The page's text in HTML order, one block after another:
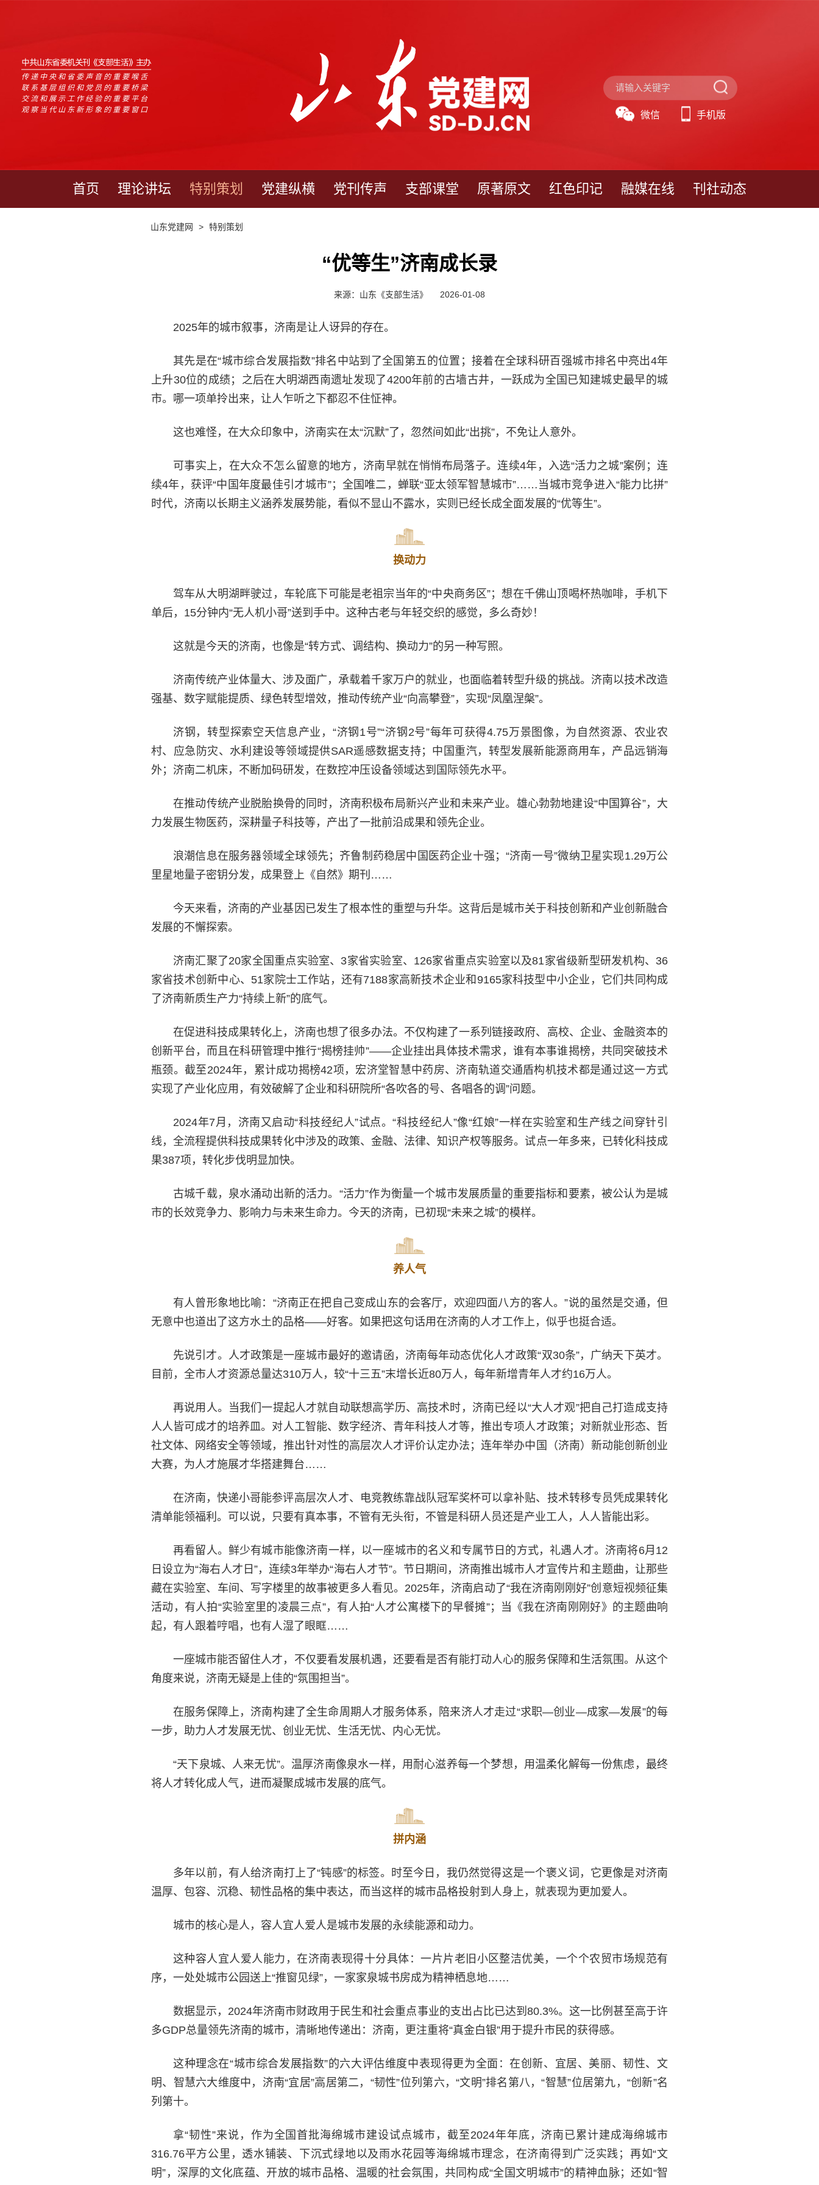
中共山东省委机关刊《支部生活》主办
传递中央和省委声音的重要喉舌
联系基层组织和党员的重要桥梁
交流和展示工作经验的重要平台
观察当代山东新形象的重要窗口
微信 手机版
首页 理论讲坛 特别策划 党建纵横 党刊传声 支部课堂 原著原文 红色印记 融媒在线 刊社动态
山东党建网 > 特别策划
“优等生”济南成长录
来源：山东《支部生活》 2026-01-08
2025年的城市叙事，济南是让人讶异的存在。
其先是在“城市综合发展指数”排名中站到了全国第五的位置；接着在全球科研百强城市排名中亮出4年
上升30位的成绩；之后在大明湖西南遗址发现了4200年前的古墙古井，一跃成为全国已知建城史最早的城
市。哪一项单拎出来，让人乍听之下都忍不住怔神。
这也难怪，在大众印象中，济南实在太“沉默”了，忽然间如此“出挑”，不免让人意外。
可事实上，在大众不怎么留意的地方，济南早就在悄悄布局落子。连续4年，入选“活力之城”案例；连
续4年，获评“中国年度最佳引才城市”；全国唯二，蝉联“亚太领军智慧城市”……当城市竞争进入“能力比拼”
时代，济南以长期主义涵养发展势能，看似不显山不露水，实则已经长成全面发展的“优等生”。
换动力
驾车从大明湖畔驶过，车轮底下可能是老祖宗当年的“中央商务区”；想在千佛山顶喝杯热咖啡，手机下
单后，15分钟内“无人机小哥”送到手中。这种古老与年轻交织的感觉，多么奇妙！
这就是今天的济南，也像是“转方式、调结构、换动力”的另一种写照。
济南传统产业体量大、涉及面广，承载着千家万户的就业，也面临着转型升级的挑战。济南以技术改造
强基、数字赋能提质、绿色转型增效，推动传统产业“向高攀登”，实现“凤凰涅槃”。
济钢，转型探索空天信息产业，“济钢1号”“济钢2号”每年可获得4.75万景图像，为自然资源、农业农
村、应急防灾、水利建设等领域提供SAR遥感数据支持；中国重汽，转型发展新能源商用车，产品远销海
外；济南二机床，不断加码研发，在数控冲压设备领域达到国际领先水平。
在推动传统产业脱胎换骨的同时，济南积极布局新兴产业和未来产业。雄心勃勃地建设“中国算谷”，大
力发展生物医药，深耕量子科技等，产出了一批前沿成果和领先企业。
浪潮信息在服务器领域全球领先；齐鲁制药稳居中国医药企业十强；“济南一号”微纳卫星实现1.29万公
里星地量子密钥分发，成果登上《自然》期刊……
今天来看，济南的产业基因已发生了根本性的重塑与升华。这背后是城市关于科技创新和产业创新融合
发展的不懈探索。
济南汇聚了20家全国重点实验室、3家省实验室、126家省重点实验室以及81家省级新型研发机构、36
家省技术创新中心、51家院士工作站，还有7188家高新技术企业和9165家科技型中小企业，它们共同构成
了济南新质生产力“持续上新”的底气。
在促进科技成果转化上，济南也想了很多办法。不仅构建了一系列链接政府、高校、企业、金融资本的
创新平台，而且在科研管理中推行“揭榜挂帅”——企业挂出具体技术需求，谁有本事谁揭榜，共同突破技术
瓶颈。截至2024年，累计成功揭榜42项，宏济堂智慧中药房、济南轨道交通盾构机技术都是通过这一方式
实现了产业化应用，有效破解了企业和科研院所“各吹各的号、各唱各的调”问题。
2024年7月，济南又启动“科技经纪人”试点。“科技经纪人”像“红娘”一样在实验室和生产线之间穿针引
线，全流程提供科技成果转化中涉及的政策、金融、法律、知识产权等服务。试点一年多来，已转化科技成
果387项，转化步伐明显加快。
古城千载，泉水涌动出新的活力。“活力”作为衡量一个城市发展质量的重要指标和要素，被公认为是城
市的长效竞争力、影响力与未来生命力。今天的济南，已初现“未来之城”的模样。
养人气
有人曾形象地比喻：“济南正在把自己变成山东的会客厅，欢迎四面八方的客人。”说的虽然是交通，但
无意中也道出了这方水土的品格——好客。如果把这句话用在济南的人才工作上，似乎也挺合适。
先说引才。人才政策是一座城市最好的邀请函，济南每年动态优化人才政策“双30条”，广纳天下英才。
目前，全市人才资源总量达310万人，较“十三五”末增长近80万人，每年新增青年人才约16万人。
再说用人。当我们一提起人才就自动联想高学历、高技术时，济南已经以“大人才观”把自己打造成支持
人人皆可成才的培养皿。对人工智能、数字经济、青年科技人才等，推出专项人才政策；对新就业形态、哲
社文体、网络安全等领域，推出针对性的高层次人才评价认定办法；连年举办中国（济南）新动能创新创业
大赛，为人才施展才华搭建舞台……
在济南，快递小哥能参评高层次人才、电竞教练靠战队冠军奖杯可以拿补贴、技术转移专员凭成果转化
清单能领福利。可以说，只要有真本事，不管有无头衔，不管是科研人员还是产业工人，人人皆能出彩。
再看留人。鲜少有城市能像济南一样，以一座城市的名义和专属节日的方式，礼遇人才。济南将6月12
日设立为“海右人才日”，连续3年举办“海右人才节”。节日期间，济南推出城市人才宣传片和主题曲，让那些
藏在实验室、车间、写字楼里的故事被更多人看见。2025年，济南启动了“我在济南刚刚好”创意短视频征集
活动，有人拍“实验室里的凌晨三点”，有人拍“人才公寓楼下的早餐摊”；当《我在济南刚刚好》的主题曲响
起，有人跟着哼唱，也有人湿了眼眶……
一座城市能否留住人才，不仅要看发展机遇，还要看是否有能打动人心的服务保障和生活氛围。从这个
角度来说，济南无疑是上佳的“氛围担当”。
在服务保障上，济南构建了全生命周期人才服务体系，陪来济人才走过“求职—创业—成家—发展”的每
一步，助力人才发展无忧、创业无忧、生活无忧、内心无忧。
“天下泉城、人来无忧”。温厚济南像泉水一样，用耐心滋养每一个梦想，用温柔化解每一份焦虑，最终
将人才转化成人气，进而凝聚成城市发展的底气。
拼内涵
多年以前，有人给济南打上了“钝感”的标签。时至今日，我仍然觉得这是一个褒义词，它更像是对济南
温厚、包容、沉稳、韧性品格的集中表达，而当这样的城市品格投射到人身上，就表现为更加爱人。
城市的核心是人，容人宜人爱人是城市发展的永续能源和动力。
这种容人宜人爱人能力，在济南表现得十分具体：一片片老旧小区整洁优美，一个个农贸市场规范有
序，一处处城市公园送上“推窗见绿”，一家家泉城书房成为精神栖息地……
数据显示，2024年济南市财政用于民生和社会重点事业的支出占比已达到80.3%。这一比例甚至高于许
多GDP总量领先济南的城市，清晰地传递出：济南，更注重将“真金白银”用于提升市民的获得感。
这种理念在“城市综合发展指数”的六大评估维度中表现得更为全面：在创新、宜居、美丽、韧性、文
明、智慧六大维度中，济南“宜居”高居第二，“韧性”位列第六，“文明”排名第八，“智慧”位居第九，“创新”名
列第十。
拿“韧性”来说，作为全国首批海绵城市建设试点城市，截至2024年年底，济南已累计建成海绵城市
316.76平方公里，透水铺装、下沉式绿地以及雨水花园等海绵城市理念，在济南得到广泛实践；再如“文
明”，深厚的文化底蕴、开放的城市品格、温暖的社会氛围，共同构成“全国文明城市”的精神血脉；还如“智